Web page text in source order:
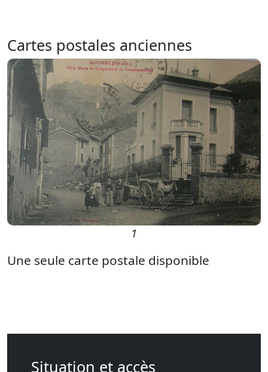
Cartes postales anciennes
1
Une seule carte postale disponible
Situation et accès